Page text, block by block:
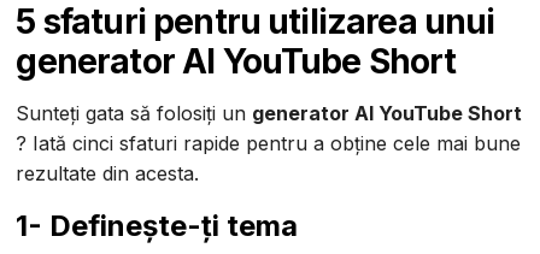
5 sfaturi pentru utilizarea unui
generator AI YouTube Short
Sunteți gata să folosiți un generator AI YouTube Short
? Iată cinci sfaturi rapide pentru a obține cele mai bune
rezultate din acesta.
1- Definește-ți tema